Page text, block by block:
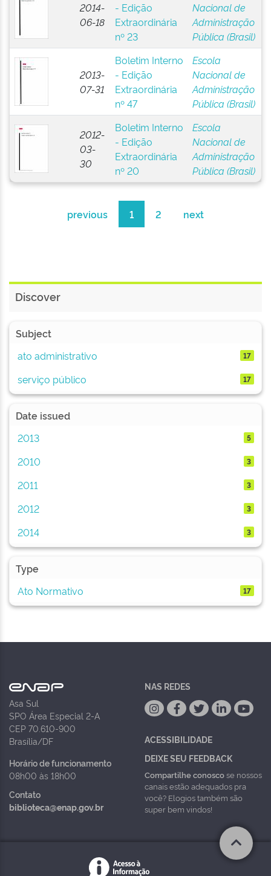
2014-
06-18
- Edição
Extraordinária
nº 23
Nacional de
Administração
Pública (Brasil)
2013-
07-31
Boletim Interno
- Edição
Extraordinária
nº 47
Escola
Nacional de
Administração
Pública (Brasil)
2012-
03-
30
Boletim Interno
- Edição
Extraordinária
nº 20
Escola
Nacional de
Administração
Pública (Brasil)
previous 1 2 next
Discover
Subject
ato administrativo
17
serviço público 17
Date issued
2013
5
2010 3
2011 3
2012 3
2014 3
Type
Ato Normativo
17
Asa Sul
SPO Área Especial 2-A
CEP 70.610-900
Brasília/DF
Horário de funcionamento
08h00 às 18h00
Contato
biblioteca@enap.gov.br
NAS REDES
ACESSIBILIDADE
DEIXE SEU FEEDBACK
Compartilhe conoscose nossos
canais estão adequados pra
você? Elogios também são
super bem vindos!